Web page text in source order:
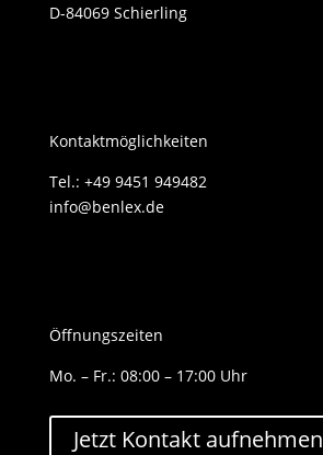
D-84069 Schierling
Kontaktmöglichkeiten
Tel.: +49 9451 949482
info@benlex.de
Öffnungszeiten
Mo. – Fr.: 08:00 – 17:00 Uhr
Jetzt Kontakt aufnehmen